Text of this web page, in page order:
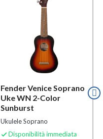
Fender Venice Soprano
Uke WN 2-Color
Sunburst
Ukulele Soprano
 Disponibilità immediata